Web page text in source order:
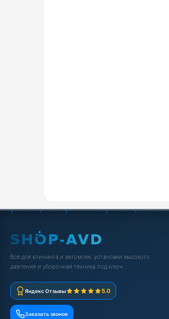
Всё для клининга и автомоек: установки высокого
давления и уборочная техника под ключ.
Яндекс Отзывы 5.0
Заказать звонок